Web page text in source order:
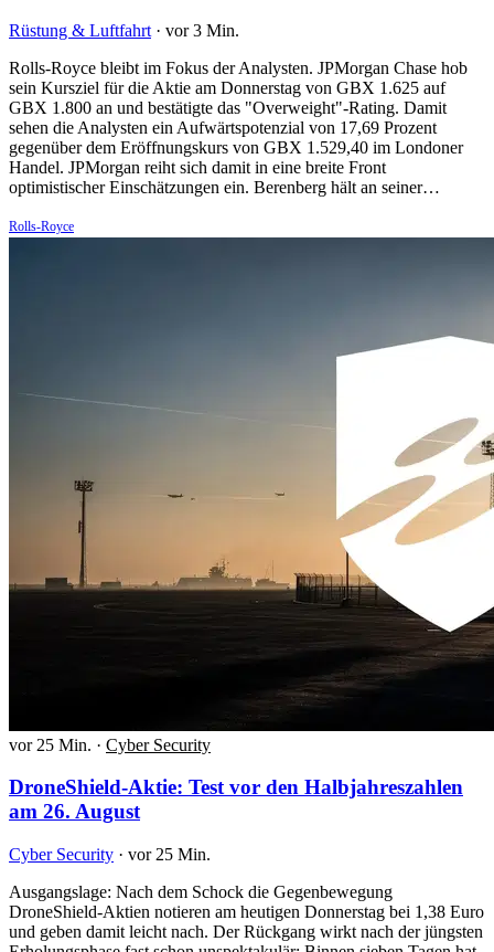
Rüstung & Luftfahrt · vor 3 Min.
Rolls-Royce bleibt im Fokus der Analysten. JPMorgan Chase hob
sein Kursziel für die Aktie am Donnerstag von GBX 1.625 auf
GBX 1.800 an und bestätigte das "Overweight"-Rating. Damit
sehen die Analysten ein Aufwärtspotenzial von 17,69 Prozent
gegenüber dem Eröffnungskurs von GBX 1.529,40 im Londoner
Handel. JPMorgan reiht sich damit in eine breite Front
optimistischer Einschätzungen ein. Berenberg hält an seiner…
Rolls-Royce
vor 25 Min. · Cyber Security
DroneShield-Aktie: Test vor den Halbjahreszahlen
am 26. August
Cyber Security · vor 25 Min.
Ausgangslage: Nach dem Schock die Gegenbewegung
DroneShield-Aktien notieren am heutigen Donnerstag bei 1,38 Euro
und geben damit leicht nach. Der Rückgang wirkt nach der jüngsten